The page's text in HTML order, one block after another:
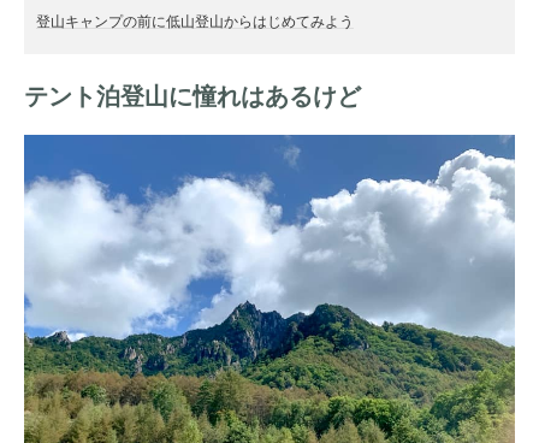
登山キャンプの前に低山登山からはじめてみよう
テント泊登山に憧れはあるけど